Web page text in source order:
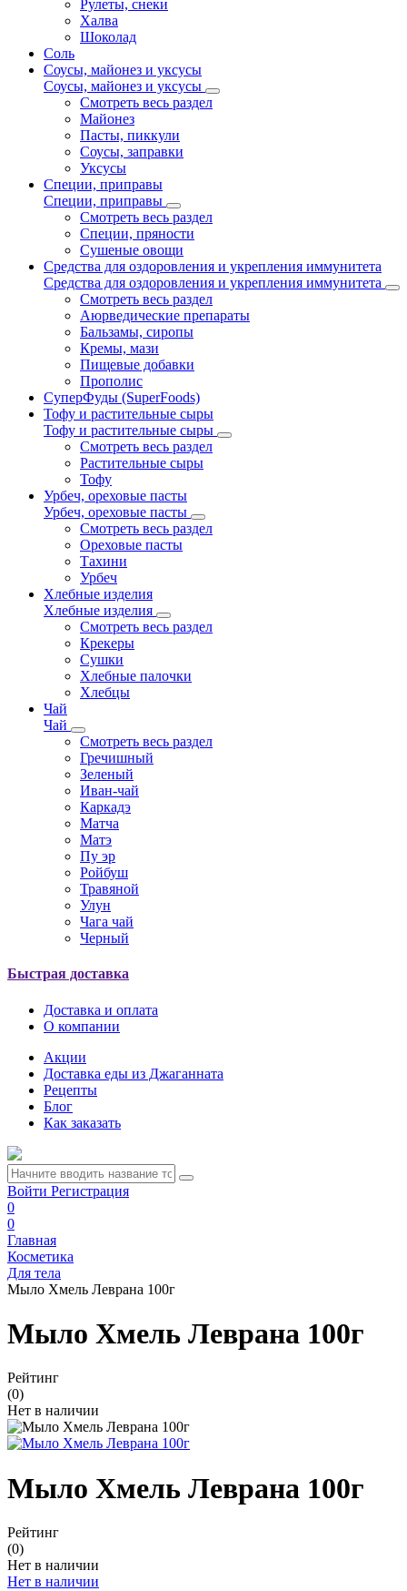
Рулеты, снеки
Халва
Шоколад
Соль
Соусы, майонез и уксусы
Соусы, майонез и уксусы
Смотреть весь раздел
Майонез
Пасты, пиккули
Соусы, заправки
Уксусы
Специи, приправы
Специи, приправы
Смотреть весь раздел
Специи, пряности
Сушеные овощи
Средства для оздоровления и укрепления иммунитета
Средства для оздоровления и укрепления иммунитета
Смотреть весь раздел
Аюрведические препараты
Бальзамы, сиропы
Кремы, мази
Пищевые добавки
Прополис
СуперФуды (SuperFoods)
Тофу и растительные сыры
Тофу и растительные сыры
Смотреть весь раздел
Растительные сыры
Тофу
Урбеч, ореховые пасты
Урбеч, ореховые пасты
Смотреть весь раздел
Ореховые пасты
Тахини
Урбеч
Хлебные изделия
Хлебные изделия
Смотреть весь раздел
Крекеры
Сушки
Хлебные палочки
Хлебцы
Чай
Чай
Смотреть весь раздел
Гречишный
Зеленый
Иван-чай
Каркадэ
Матча
Матэ
Пу эр
Ройбуш
Травяной
Улун
Чага чай
Черный
Быстрая доставка
Доставка и оплата
О компании
Акции
Доставка еды из Джаганната
Рецепты
Блог
Как заказать
Войти Регистрация
0
0
Главная
Косметика
Для тела
Мыло Хмель Леврана 100г
Мыло Хмель Леврана 100г
Рейтинг
(0)
Нет в наличии
Мыло Хмель Леврана 100г
Рейтинг
(0)
Нет в наличии
Нет в наличии